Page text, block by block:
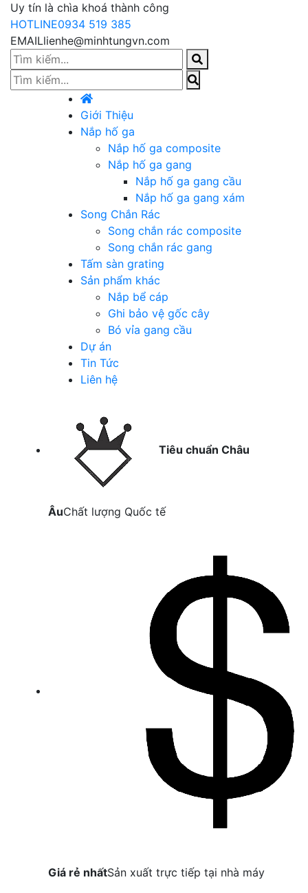
Uy tín là chìa khoá thành công
HOTLINE0934 519 385
EMAILlienhe@minhtungvn.com
Giới Thiệu
Nắp hố ga
Nắp hố ga composite
Nắp hố ga gang
Nắp hố ga gang cầu
Nắp hố ga gang xám
Song Chắn Rác
Song chắn rác composite
Song chắn rác gang
Tấm sàn grating
Sản phẩm khác
Nắp bể cáp
Ghi bảo vệ gốc cây
Bó vỉa gang cầu
Dự án
Tin Tức
Liên hệ
Tiêu chuẩn Châu
ÂuChất lượng Quốc tế
Giá rẻ nhấtSản xuất trực tiếp tại nhà máy